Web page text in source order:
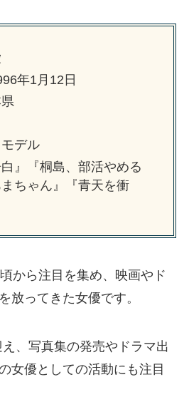
年1月12日
デル
』『桐島、部活やめる
ちゃん』『青天を衝
から注目を集め、映画やド
放ってきた女優です。
、写真集の発売やドラマ出
女優としての活動にも注目